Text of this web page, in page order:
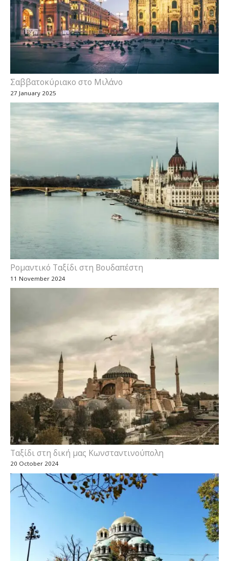
Σαββατοκύριακο στο Μιλάνο
27 January 2025
Ρομαντικό Ταξίδι στη Βουδαπέστη
11 November 2024
Ταξίδι στη δική μας Κωνσταντινούπολη
20 October 2024